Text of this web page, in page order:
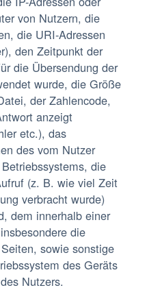
von Nutzern, die
die URI-Adressen
den Zeitpunkt der
die Übersendung der
wurde, die Größe
der Zahlencode,
anzeigt
etc.), das
des vom Nutzer
die
(z. B. wie viel Zeit
verbracht wurde)
dem innerhalb einer
die
sowie sonstige
des Geräts
Nutzers.